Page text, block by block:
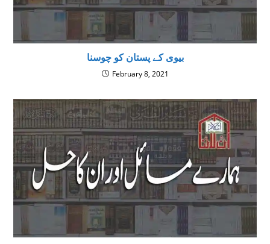
بیوی کے پستان کو چوسنا
February 8, 2021